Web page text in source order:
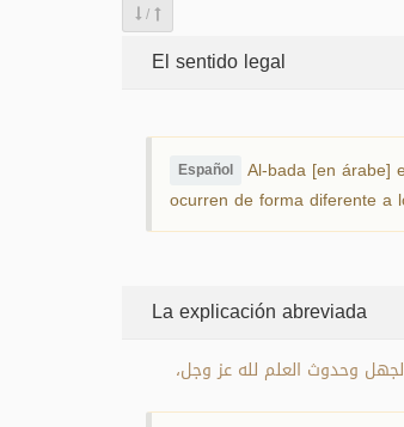
/
El sentido legal
Español Al-bada [en árabe]
ocurren de forma diferente a
La explicación abreviada
وحدوث العلم لله عز وجل،